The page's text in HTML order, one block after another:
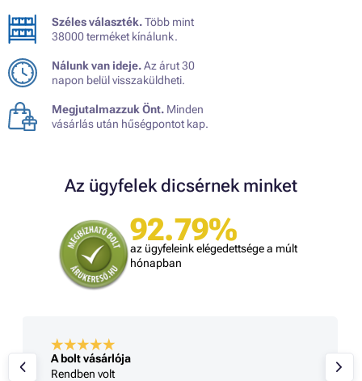
Széles választék.Több mint
38000 terméket kínálunk.
Nálunk van ideje.Az árut 30
napon belül visszaküldheti.
Megjutalmazzuk Önt. Minden
vásárlás után hűségpontot kap.
Az ügyfelek dicsérnek minket
92.79%
az ügyfeleink elégedettsége a múlt
hónapban
A bolt vásárlója
Rendben volt